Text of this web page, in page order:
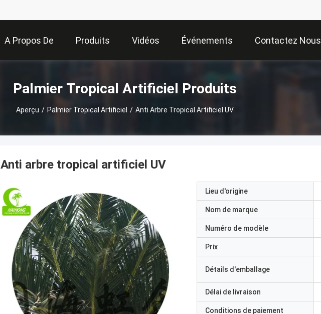
A Propos De
Nous
Produits Vidéos Événements Contactez Nous
Palmier Tropical Artificiel Produits
Aperçu / Palmier Tropical Artificiel / Anti Arbre Tropical Artificiel UV
Anti arbre tropical artificiel UV
Lieu d'origine
Nom de marque
Numéro de modèle
Prix
Détails d'emballage
Délai de livraison
Conditions de paiement